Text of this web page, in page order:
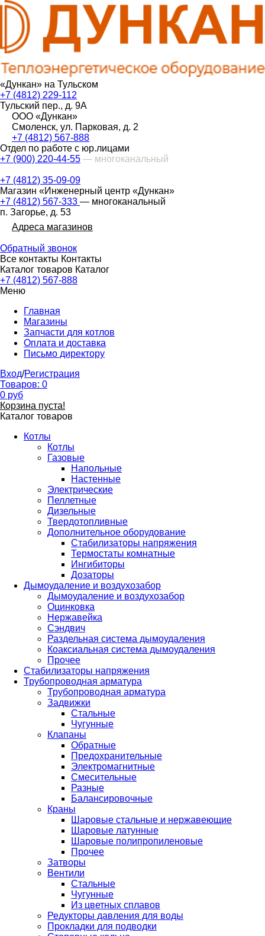
«Дункан» на Тульском
+7 (4812) 229-112
Тульский пер., д. 9А
ООО «Дункан»
Смоленск, ул. Парковая, д. 2
+7 (4812) 567-888
Отдел по работе с юр.лицами
+7 (900) 220-44-55 — многоканальный
+7 (4812) 35-09-09
Магазин «Инженерный центр «Дункан»
+7 (4812) 567-333 — многоканальный
п. Загорье, д. 53
Адреса магазинов
Обратный звонок
Все контакты Контакты
Каталог товаров Каталог
+7 (4812) 567-888
Меню
Главная
Магазины
Запчасти для котлов
Оплата и доставка
Письмо директору
Вход/Регистрация
Товаров: 0
0 руб
Корзина пуста!
Каталог товаров
Котлы
Котлы
Газовые
Напольные
Настенные
Электрические
Пеллетные
Дизельные
Твердотопливные
Дополнительное оборудование
Стабилизаторы напряжения
Термостаты комнатные
Ингибиторы
Дозаторы
Дымоудаление и воздухозабор
Дымоудаление и воздухозабор
Оцинковка
Нержавейка
Сэндвич
Раздельная система дымоудаления
Коаксиальная система дымоудаления
Прочее
Стабилизаторы напряжения
Трубопроводная арматура
Трубопроводная арматура
Задвижки
Стальные
Чугунные
Клапаны
Обратные
Предохранительные
Электромагнитные
Смесительные
Разные
Балансировочные
Краны
Шаровые стальные и нержавеющие
Шаровые латунные
Шаровые полипропиленовые
Прочее
Затворы
Вентили
Стальные
Чугунные
Из цветных сплавов
Редукторы давления для воды
Прокладки для подводки